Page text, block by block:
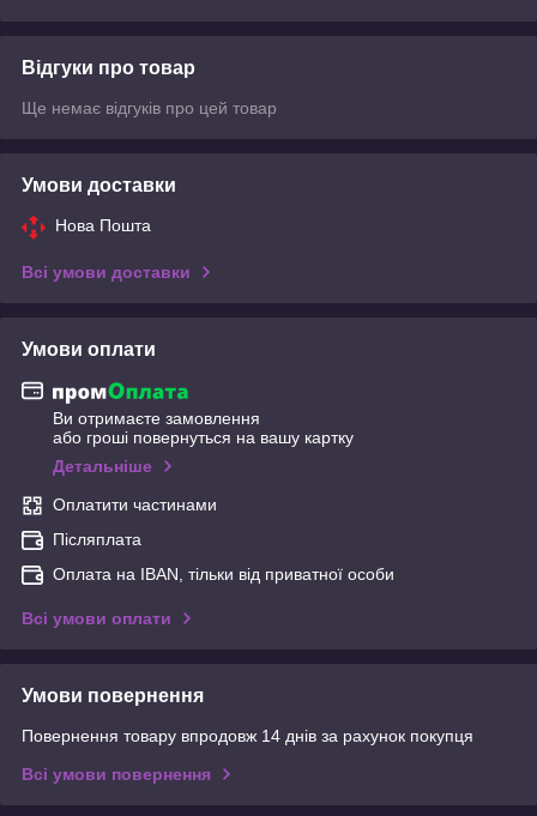
Відгуки про товар
Ще немає відгуків про цей товар
Умови доставки
Нова Пошта
Всі умови доставки
Умови оплати
Ви отримаєте замовлення
або гроші повернуться на вашу картку
Детальніше
Оплатити частинами
Післяплата
Оплата на IBAN, тільки від приватної особи
Всі умови оплати
Умови повернення
Повернення товару впродовж 14 днів за рахунок покупця
Всі умови повернення